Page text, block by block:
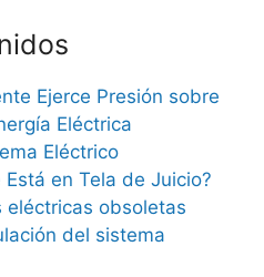
Ejerce Presión sobre
Eléctrica
Eléctrico
en Tela de Juicio?
eléctricas obsoletas
del sistema